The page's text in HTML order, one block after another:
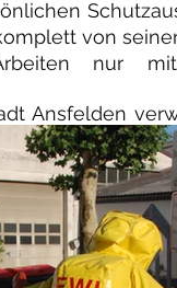
von
nur
Ansfelden
der